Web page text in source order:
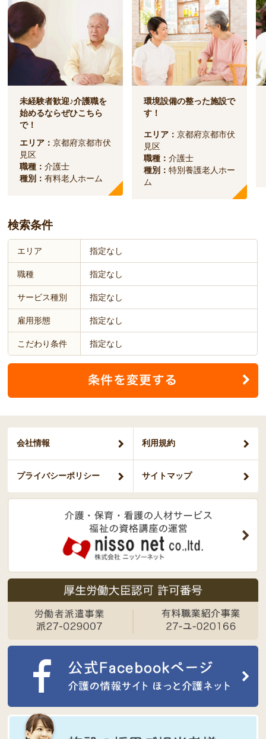
未経験者歓迎♪介護職を
始めるならぜひこちら
で！
エリア：京都府京都市伏
見区
職種：介護士
種別：有料老人ホーム
環境設備の整った施設で
す！
エリア：京都府京都市伏
見区
職種：介護士
種別：特別養護老人ホー
ム
検索条件
エリア 指定なし
職種 指定なし
サービス種別 指定なし
雇用形態 指定なし
こだわり条件 指定なし
会社情報 利用規約
プライバシーポリシー サイトマップ